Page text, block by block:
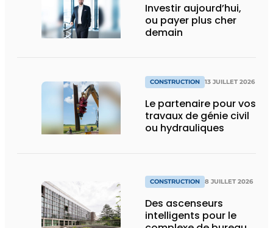
Investir aujourd’hui,
ou payer plus cher
demain
CONSTRUCTION 13 JUILLET 2026
Le partenaire pour vos
travaux de génie civil
ou hydrauliques
CONSTRUCTION 8 JUILLET 2026
Des ascenseurs
intelligents pour le